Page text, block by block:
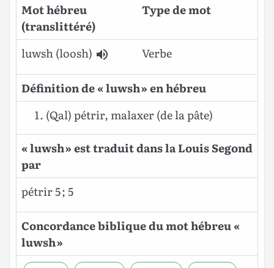
Mot hébreu
(translittéré)
Type de mot
luwsh(loosh) Verbe
Définition de « luwsh » en hébreu
(Qal) pétrir, malaxer (de la pâte)
« luwsh » est traduit dans la Louis Segond
par
pétrir 5 ; 5
Concordance biblique du mot hébreu «
luwsh »